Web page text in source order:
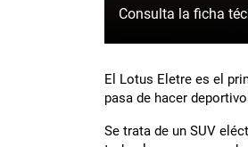
El Lotus Eletre es el
pasa de hacer
Se trata de un SUV